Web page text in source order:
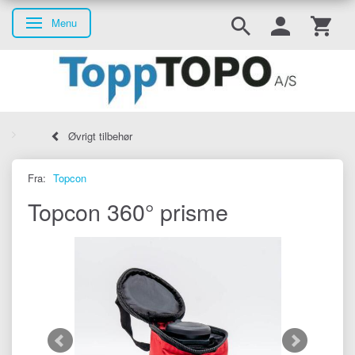
Skifte navigation
Menu
Øvrigt tilbehør
Fra: Topcon
Topcon 360° prisme